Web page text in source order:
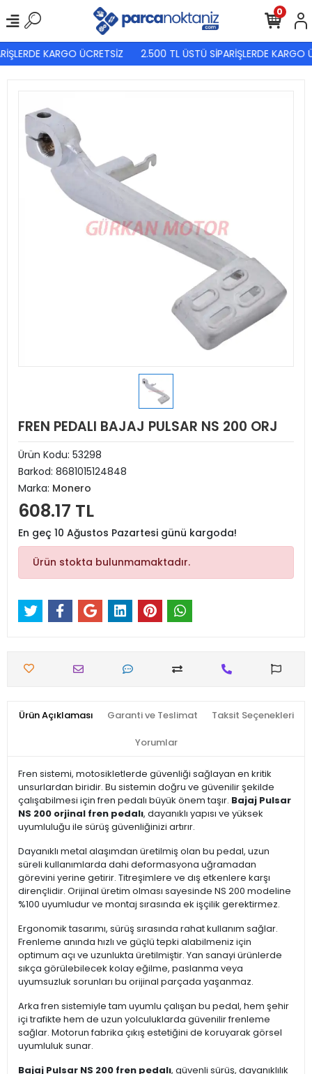
KARGO ÜCRETSİZ 2.500 TL ÜSTÜ SİPARİŞLERDE KARGO
0
FREN PEDALI BAJAJ PULSAR NS 200 ORJ
Ürün Kodu: 53298
Barkod: 8681015124848
Marka: Monero
608.17 TL
En geç 10 Ağustos Pazartesi günü kargoda!
Ürün stokta bulunmamaktadır.
Ürün Açıklaması Garanti ve Teslimat Taksit Seçenekleri
Yorumlar
Fren sistemi, motosikletlerde güvenliği sağlayan en kritik
unsurlardan biridir. Bu sistemin doğru ve güvenilir şekilde
çalışabilmesi için fren pedalı büyük önem taşır. Bajaj Pulsar
NS 200 orjinal fren pedalı, dayanıklı yapısı ve yüksek
uyumluluğu ile sürüş güvenliğinizi artırır.
Dayanıklı metal alaşımdan üretilmiş olan bu pedal, uzun
süreli kullanımlarda dahi deformasyona uğramadan
görevini yerine getirir. Titreşimlere ve dış etkenlere karşı
dirençlidir. Orijinal üretim olması sayesinde NS 200 modeline
%100 uyumludur ve montaj sırasında ek işçilik gerektirmez.
Ergonomik tasarımı, sürüş sırasında rahat kullanım sağlar.
Frenleme anında hızlı ve güçlü tepki alabilmeniz için
optimum açı ve uzunlukta üretilmiştir. Yan sanayi ürünlerde
sıkça görülebilecek kolay eğilme, paslanma veya
uyumsuzluk sorunları bu orijinal parçada yaşanmaz.
Arka fren sistemiyle tam uyumlu çalışan bu pedal, hem şehir
içi trafikte hem de uzun yolculuklarda güvenilir frenleme
sağlar. Motorun fabrika çıkış estetiğini de koruyarak görsel
uyumluluk sunar.
Bajaj Pulsar NS 200 fren pedalı, güvenli sürüş, dayanıklılık